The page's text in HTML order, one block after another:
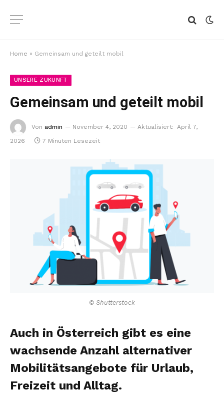
Home » Gemeinsam und geteilt mobil
UNSERE ZUKUNFT
Gemeinsam und geteilt mobil
Von admin November 4, 2020 Aktualisiert: April 7,
2026
7 Minuten Lesezeit
© Shutterstock
Auch in Österreich gibt es eine
wachsende Anzahl alternativer
Mobilitätsangebote für Urlaub,
Freizeit und Alltag.